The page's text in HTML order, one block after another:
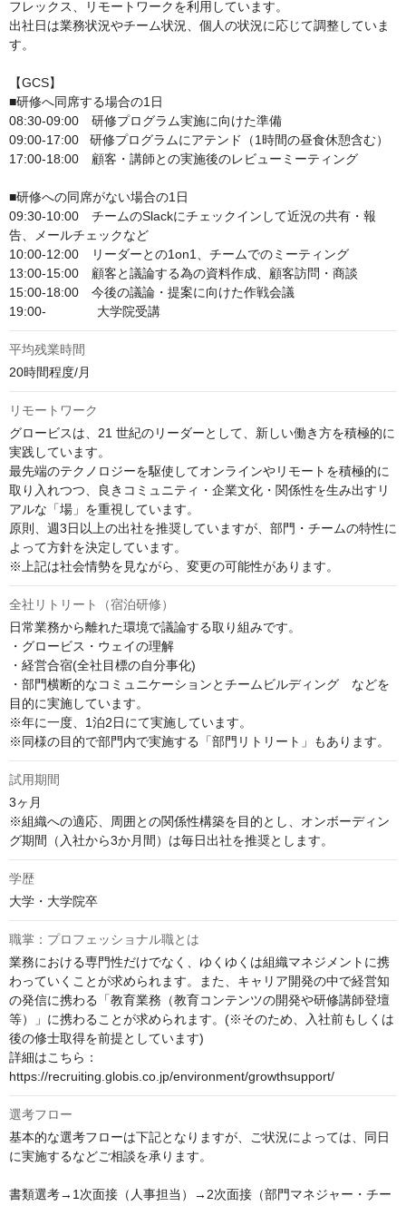
フレックス、リモートワークを利用しています。
出社日は業務状況やチーム状況、個人の状況に応じて調整していま
す。
【GCS】
■研修へ同席する場合の1日
08:30-09:00　研修プログラム実施に向けた準備
09:00-17:00   研修プログラムにアテンド（1時間の昼食休憩含む）
17:00-18:00　顧客・講師との実施後のレビューミーティング
■研修への同席がない場合の1日
09:30-10:00　チームのSlackにチェックインして近況の共有・報
告、メールチェックなど
10:00-12:00　リーダーとの1on1、チームでのミーティング
13:00-15:00　顧客と議論する為の資料作成、顧客訪問・商談
15:00-18:00　今後の議論・提案に向けた作戦会議
19:00-　　　　大学院受講
平均残業時間
20時間程度/月
リモートワーク
グロービスは、21 世紀のリーダーとして、新しい働き方を積極的に
実践しています。
最先端のテクノロジーを駆使してオンラインやリモートを積極的に
取り入れつつ、良きコミュニティ・企業文化・関係性を生み出すリ
アルな「場」を重視しています。
原則、週3日以上の出社を推奨していますが、部門・チームの特性に
よって方針を決定しています。
※上記は社会情勢を見ながら、変更の可能性があります。
全社リトリート（宿泊研修）
日常業務から離れた環境で議論する取り組みです。
・グロービス・ウェイの理解
・経営合宿(全社目標の自分事化)
・部門横断的なコミュニケーションとチームビルディング　などを
目的に実施しています。
※年に一度、1泊2日にて実施しています。
※同様の目的で部門内で実施する「部門リトリート」もあります。
試用期間
3ヶ月
※組織への適応、周囲との関係性構築を目的とし、オンボーディン
グ期間（入社から3か月間）は毎日出社を推奨とします。
学歴
大学・大学院卒
職掌：プロフェッショナル職とは
業務における専門性だけでなく、ゆくゆくは組織マネジメントに携
わっていくことが求められます。また、キャリア開発の中で経営知
の発信に携わる「教育業務（教育コンテンツの開発や研修講師登壇
等）」に携わることが求められます。(※そのため、入社前もしくは
後の修士取得を前提としています)
詳細はこちら：
https://recruiting.globis.co.jp/environment/growthsupport/
選考フロー
基本的な選考フローは下記となりますが、ご状況によっては、同日
に実施するなどご相談を承ります。
書類選考→1次面接（人事担当）→2次面接（部門マネジャー・チー